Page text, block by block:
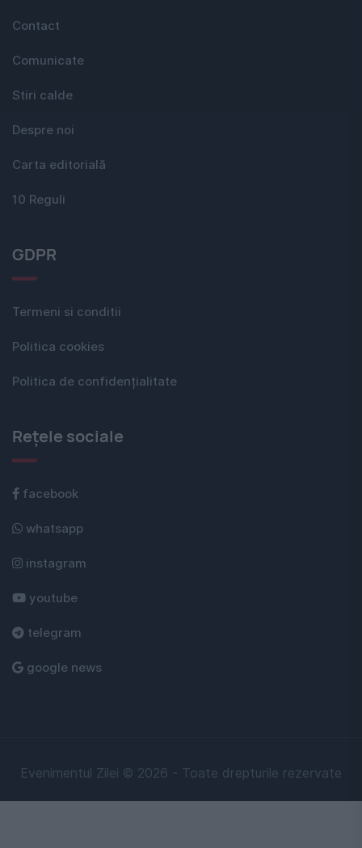
Contact
Comunicate
Stiri calde
Despre noi
Carta editorială
10 Reguli
GDPR
Termeni si conditii
Politica cookies
Politica de confidențialitate
Rețele sociale
facebook
whatsapp
instagram
youtube
telegram
google news
Evenimentul Zilei © 2026 - Toate drepturile rezervate